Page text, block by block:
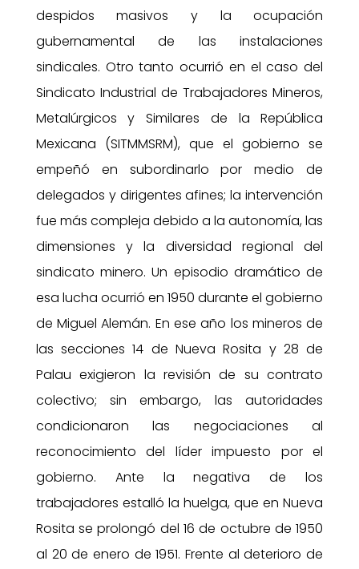
despidos masivos y la ocupación
gubernamental de las instalaciones
sindicales. Otro tanto ocurrió en el caso del
Sindicato Industrial de Trabajadores Mineros,
Metalúrgicos y Similares de la República
Mexicana (SITMMSRM), que el gobierno se
empeñó en subordinarlo por medio de
delegados y dirigentes afines; la intervención
fue más compleja debido a la autonomía, las
dimensiones y la diversidad regional del
sindicato minero. Un episodio dramático de
esa lucha ocurrió en 1950 durante el gobierno
de Miguel Alemán. En ese año los mineros de
las secciones 14 de Nueva Rosita y 28 de
Palau exigieron la revisión de su contrato
colectivo; sin embargo, las autoridades
condicionaron las negociaciones al
reconocimiento del líder impuesto por el
gobierno. Ante la negativa de los
trabajadores estalló la huelga, que en Nueva
Rosita se prolongó del 16 de octubre de 1950
al 20 de enero de 1951. Frente al deterioro de